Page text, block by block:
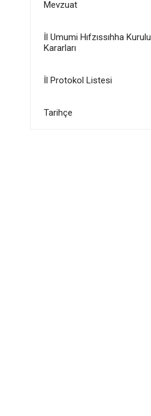
Mevzuat
İl Umumi Hıfzıssıhha Kurulu
Kararları
İl Protokol Listesi
Tarihçe